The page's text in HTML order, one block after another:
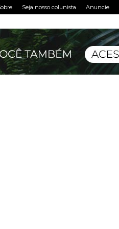
Seja nosso colunista Anuncie